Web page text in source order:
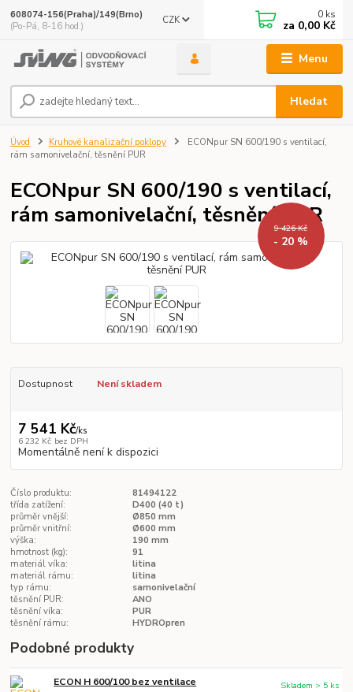
Menu
CZK
Hledat
608074-156(Praha)/149(Brno)
(Po-Pá, 8-16 hod.)
0 ks
za 0,00 Kč
Úvod Kruhové kanalizační poklopy
ECONpur SN 600/190 s ventilací,
rám samonivelační, těsnění PUR
ECONpur SN 600/190 s ventilací,
rám samonivelační, těsnění PUR
9 426 Kč
- 20 %
Dostupnost Není skladem
7 541 Kč/ks
6 232 Kč bez DPH
Momentálně není k dispozici
Číslo produktu:
81494122
třída zatížení:
D400 (40 t)
průměr vnější:
Ø850 mm
průměr vnitřní:
Ø600 mm
výška:
190 mm
hmotnost (kg):
91
materiál víka:
litina
materiál rámu:
litina
typ rámu:
samonivelační
těsnění PUR:
ANO
těsnění víka:
PUR
těsnění rámu:
HYDROpren
Podobné produkty
ECON H 600/100 bez ventilace Skladem > 5 ks